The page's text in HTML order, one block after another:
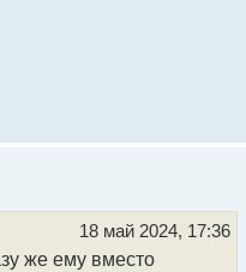
18 май 2024, 17:36
же ему вместо